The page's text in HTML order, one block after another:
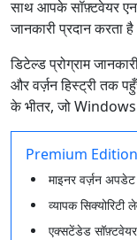
साथ आपके सॉफ़्टवेयर
जानकारी प्रदान करता
डिटेल्ड प्रोग्राम
और वर्ज़न हिस्ट्री तक
के भीतर, जो
Premium Edition
माइनर वर्ज़न
व्यापक सिक्योरिटी
एक्सटेंडेड सॉफ़्टवेयर